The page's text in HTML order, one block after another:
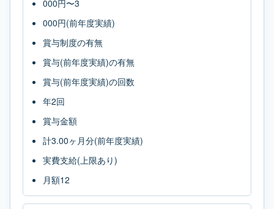
000円〜3
000円(前年度実績)
賞与制度の有無
賞与(前年度実績)の有無
賞与(前年度実績)の回数
年2回
賞与金額
計3.00ヶ月分(前年度実績)
実費支給(上限あり)
月額12